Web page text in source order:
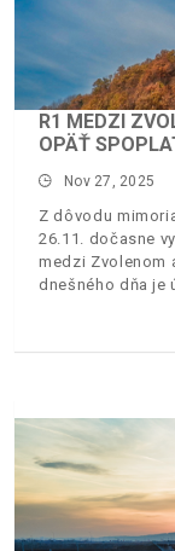
R1 MEDZI
OPÄŤ
Nov 27, 2025
Z dôvodu
26.11. dočasne
medzi Zvolenom
dnešného dňa je